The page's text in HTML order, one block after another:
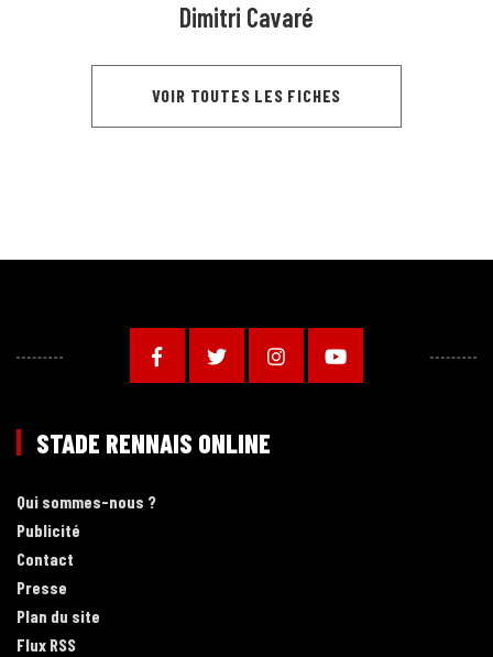
Dimitri Cavaré
VOIR TOUTES LES FICHES
STADE RENNAIS ONLINE
Qui sommes-nous ?
Publicité
Contact
Presse
Plan du site
Flux RSS